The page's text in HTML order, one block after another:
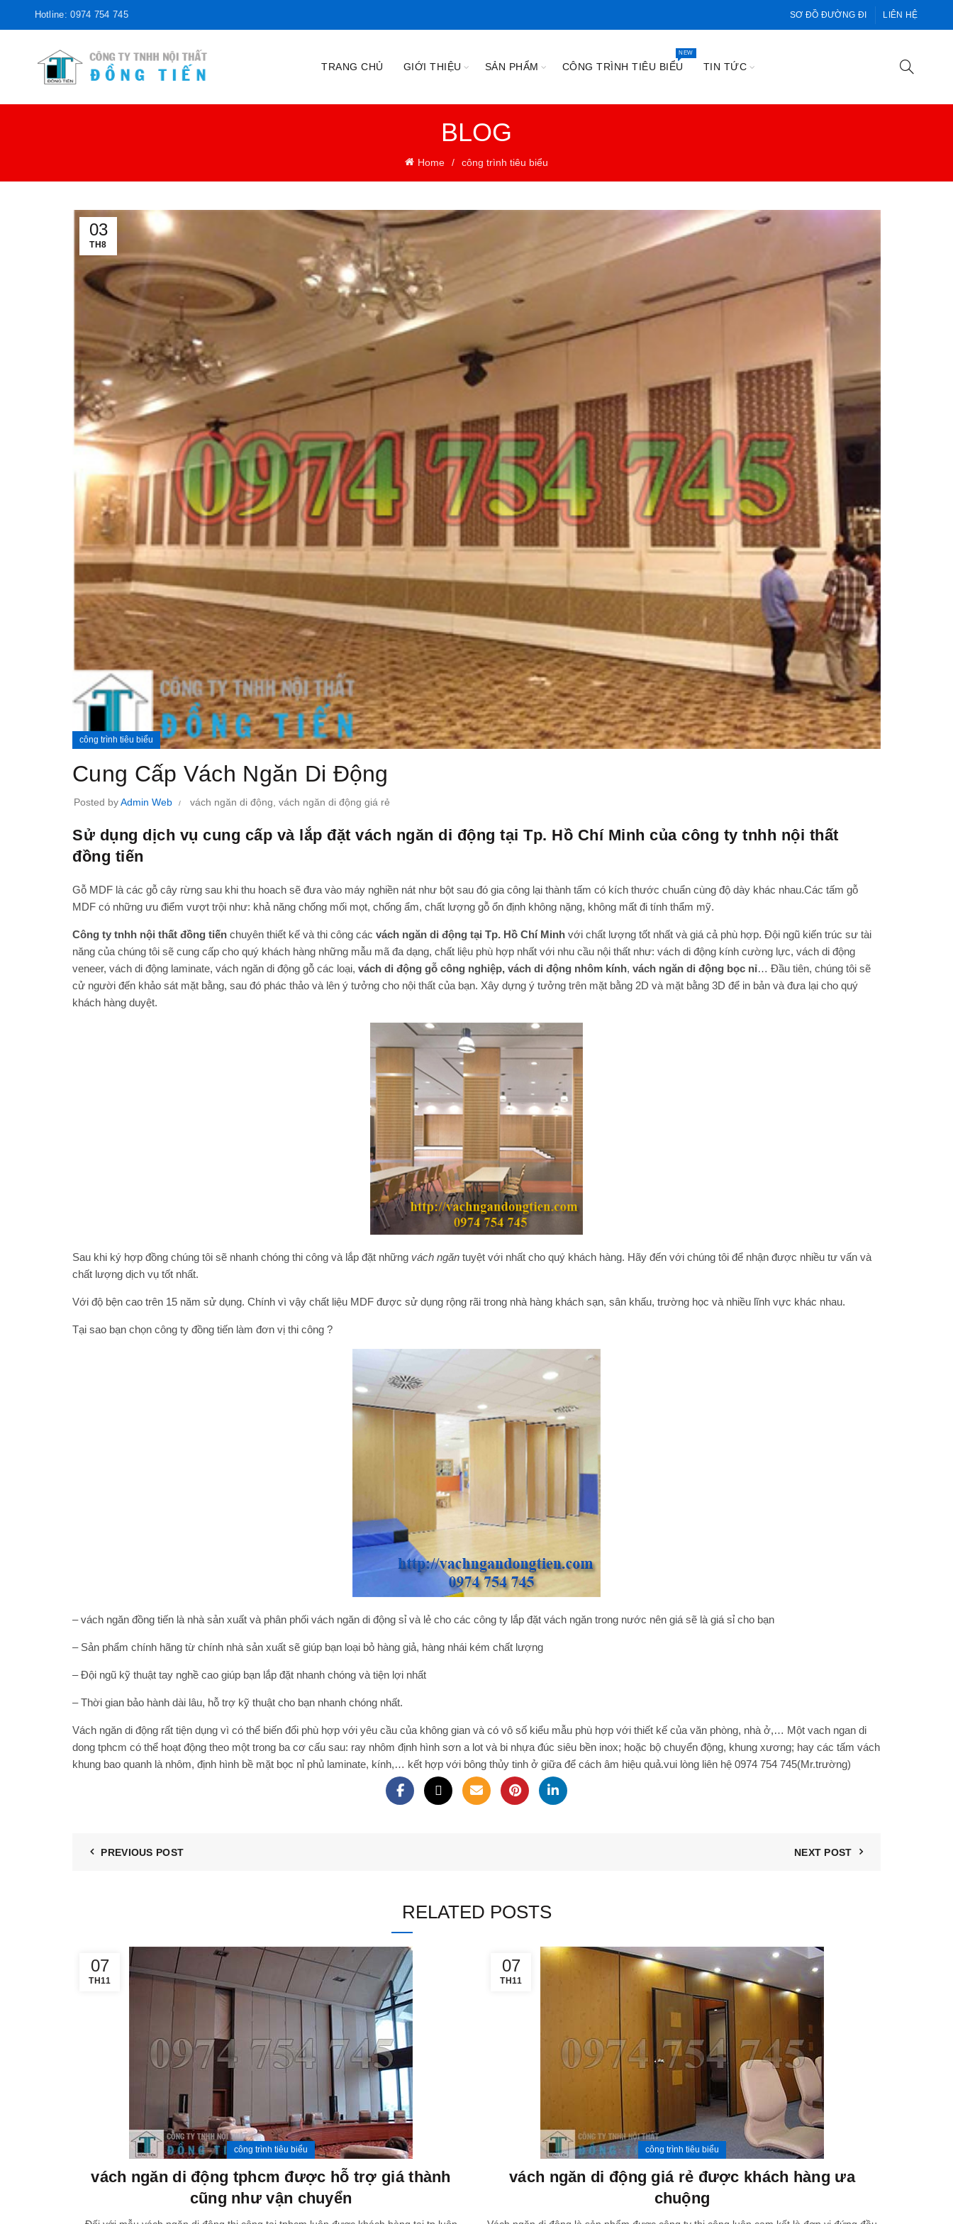
Hotline: 0974 754 745 SƠ ĐỒ ĐƯỜNG ĐI LIÊN HỆ
TRANG CHỦ GIỚI THIỆU SẢN PHẨM CÔNG TRÌNH TIÊU BIỂU
NEW
TIN TỨC
BLOG
Home công trình tiêu biểu
03
TH8
công trình tiêu biểu
Cung Cấp Vách Ngăn Di Động
Posted byAdmin Web vách ngăn di động vách ngăn di động giá rẻ
Sử dụng dịch vụ cung cấp và lắp đặt vách ngăn di động tại Tp. Hồ Chí Minh của công ty tnhh nội thất
đồng tiến
Gỗ MDF là các gỗ cây rừng sau khi thu hoach sẽ đưa vào máy nghiền nát như bột sau đó gia công lại thành tấm có kích thước chuẩn cùng độ dày khác nhau.Các tấm gỗ
MDF có những ưu điểm vượt trội như: khả năng chống mối mọt, chống ẩm, chất lượng gỗ ổn định không nặng, không mất đi tính thẩm mỹ.
Công ty tnhh nội thất đồng tiến chuyên thiết kế và thi công các vách ngăn di động tại Tp. Hồ Chí Minh với chất lượng tốt nhất và giá cả phù hợp. Đội ngũ kiến trúc sư tài
năng của chúng tôi sẽ cung cấp cho quý khách hàng những mẫu mã đa dạng, chất liệu phù hợp nhất với nhu cầu nội thất như: vách di động kính cường lực, vách di động
veneer, vách di động laminate, vách ngăn di động gỗ các loại, vách di động gỗ công nghiệp, vách di động nhôm kính, vách ngăn di động bọc nỉ… Đầu tiên, chúng tôi sẽ
cử người đến khảo sát mặt bằng, sau đó phác thảo và lên ý tưởng cho nội thất của bạn. Xây dựng ý tưởng trên mặt bằng 2D và mặt bằng 3D để in bản và đưa lại cho quý
khách hàng duyệt.
Sau khi ký hợp đồng chúng tôi sẽ nhanh chóng thi công và lắp đặt những vách ngăn tuyệt với nhất cho quý khách hàng. Hãy đến với chúng tôi để nhận được nhiều tư vấn và
chất lượng dịch vụ tốt nhất.
Với độ bện cao trên 15 năm sử dụng. Chính vì vậy chất liệu MDF được sử dụng rộng rãi trong nhà hàng khách sạn, sân khấu, trường học và nhiều lĩnh vực khác nhau.
Tại sao bạn chọn công ty đồng tiến làm đơn vị thi công ?
– vách ngăn đồng tiến là nhà sản xuất và phân phối vách ngăn di động sỉ và lẻ cho các công ty lắp đặt vách ngăn trong nước nên giá sẽ là giá sỉ cho bạn
– Sản phẩm chính hãng từ chính nhà sản xuất sẽ giúp bạn loại bỏ hàng giả, hàng nhái kém chất lượng
– Đội ngũ kỹ thuật tay nghề cao giúp bạn lắp đặt nhanh chóng và tiện lợi nhất
– Thời gian bảo hành dài lâu, hỗ trợ kỹ thuật cho bạn nhanh chóng nhất.
Vách ngăn di động rất tiện dụng vì có thể biến đổi phù hợp với yêu cầu của không gian và có vô số kiểu mẫu phù hợp với thiết kế của văn phòng, nhà ở,… Một vach ngan di
dong tphcm có thể hoạt động theo một trong ba cơ cấu sau: ray nhôm định hình sơn a lot và bi nhựa đúc siêu bền inox; hoặc bộ chuyển động, khung xương; hay các tấm vách
khung bao quanh là nhôm, định hình bề mặt bọc nỉ phủ laminate, kính,… kết hợp với bông thủy tinh ở giữa để cách âm hiệu quả.vui lòng liên hệ 0974 754 745(Mr.trường)
PREVIOUS POST NEXT POST
RELATED POSTS
07
TH11
công trình tiêu biểu
vách ngăn di động tphcm được hỗ trợ giá thành
cũng như vận chuyển
07
TH11
công trình tiêu biểu
vách ngăn di động giá rẻ được khách hàng ưa
chuộng